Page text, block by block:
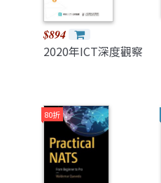
$894
2020年ICT深度觀察
80折